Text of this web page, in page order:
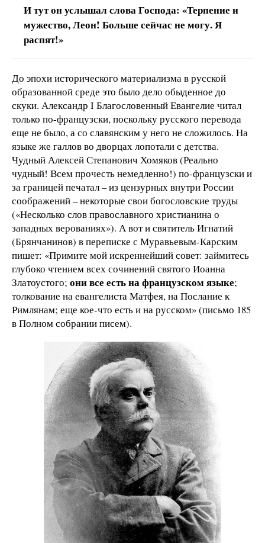
И тут он услышал слова Господа: «Терпение и
мужество, Леон! Больше сейчас не могу. Я
распят!»
До эпохи исторического материализма в русской
образованной среде это было дело обыденное до
скуки. Александр I Благословенный Евангелие читал
только по-французски, поскольку русского перевода
еще не было, а со славянским у него не сложилось. На
языке же галлов во дворцах лопотали с детства.
Чудный Алексей Степанович Хомяков (Реально
чудный! Всем прочесть немедленно!) по-французски и
за границей печатал – из цензурных внутри России
соображений – некоторые свои богословские труды
(«Несколько слов православного христианина о
западных верованиях»). А вот и святитель Игнатий
(Брянчанинов) в переписке с Муравьевым-Карским
пишет: «Примите мой искреннейший совет: займитесь
глубоко чтением всех сочинений святого Иоанна
Златоустого; они все есть на французском языке;
толкование на евангелиста Матфея, на Послание к
Римлянам; еще кое-что есть и на русском» (письмо 185
в Полном собрании писем).